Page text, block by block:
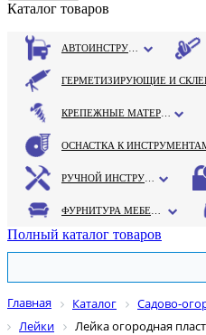
Каталог товаров
Полный каталог товаров
Главная Каталог
Садово-
Лейки
Лейка огородная